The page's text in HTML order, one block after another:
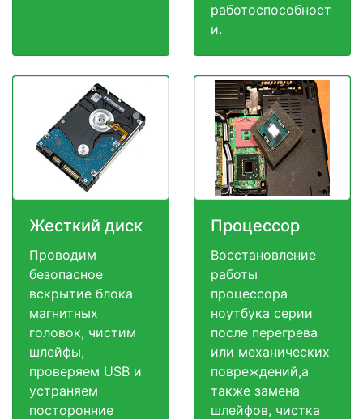
работоспособност
и.
Жесткий диск
Проводим
безопасное
вскрытие блока
магнитных
головок, чистим
шлейфы,
проверяем USB и
устраняем
посторонние
Процессор
Восстановление
работы
процессора
ноутбука серии
после перегрева
или механических
повреждений,а
также замена
шлейфов, чистка